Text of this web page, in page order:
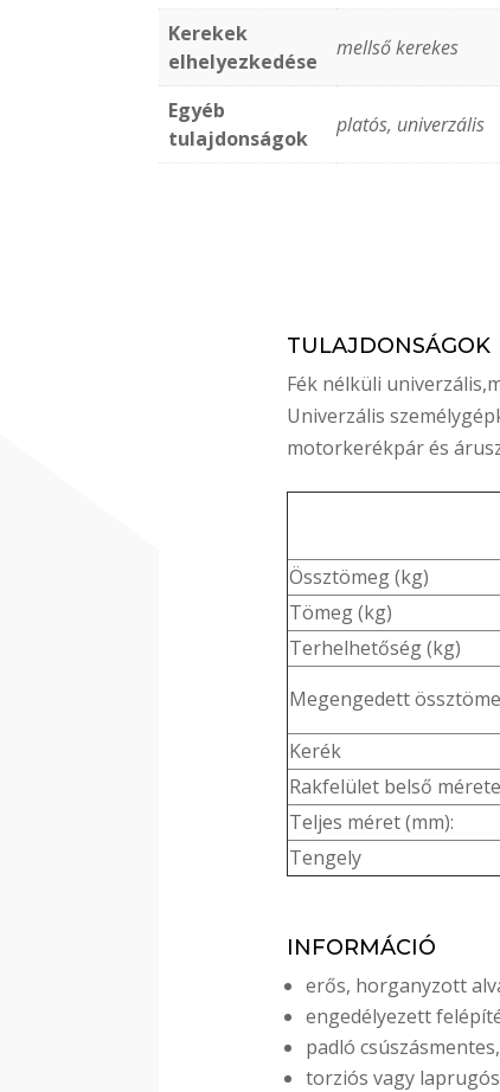
Kerekek
elhelyezkedése
mellső kerekes
Egyéb
tulajdonságok
platós, univerzális
TULAJDONSÁGOK
Fék nélküli
Univerzális
motorkerékpár és
Össztömeg (kg)
Tömeg (kg)
Terhelhetőség (kg)
Megengedett
Kerék
Rakfelület belső
Teljes méret (mm):
Tengely
INFORMÁCIÓ
erős, horganyzott
engedélyezett
padló
torziós vagy